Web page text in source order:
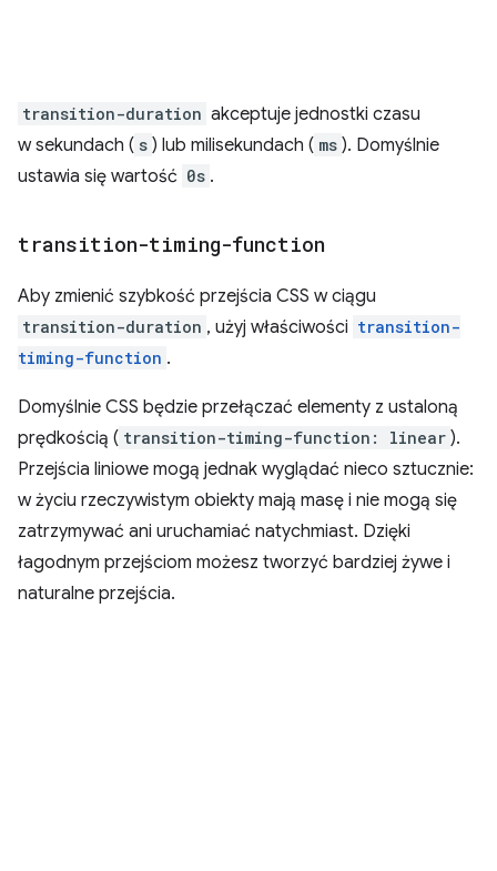
transition-duration akceptuje jednostki czasu
w sekundach ( s ) lub milisekundach ( ms ). Domyślnie
ustawia się wartość 0s .
transition-timing-function
Aby zmienić szybkość przejścia CSS w ciągu
transition-duration , użyj właściwości transition-
timing-function .
Domyślnie CSS będzie przełączać elementy z ustaloną
prędkością ( transition-timing-function: linear ).
Przejścia liniowe mogą jednak wyglądać nieco sztucznie:
w życiu rzeczywistym obiekty mają masę i nie mogą się
zatrzymywać ani uruchamiać natychmiast. Dzięki
łagodnym przejściom możesz tworzyć bardziej żywe i
naturalne przejścia.